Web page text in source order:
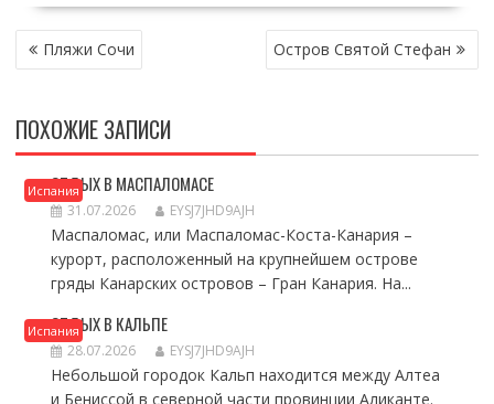
НАВИГАЦИЯ
ПО Пляжи Сочи Остров Святой Стефан
ПОХОЖИЕ ЗАПИСИ
Испания
ОТДЫХ В МАСПАЛОМАСЕ
31.07.2026 EYSJ7JHD9AJH
Маспаломас, или Маспаломас-Коста-Канария –
курорт, расположенный на крупнейшем острове
гряды Канарских островов – Гран Канария. На...
Испания
ОТДЫХ В КАЛЬПЕ
28.07.2026 EYSJ7JHD9AJH
Небольшой городок Кальп находится между Алтеа
и Бениссой в северной части провинции Аликанте.